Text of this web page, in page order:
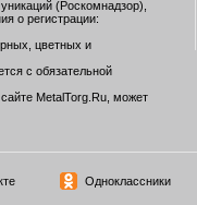
(Роскомнадзор),
о регистрации:
цветных и
с обязательной
MetalTorg.Ru, может
Одноклассники